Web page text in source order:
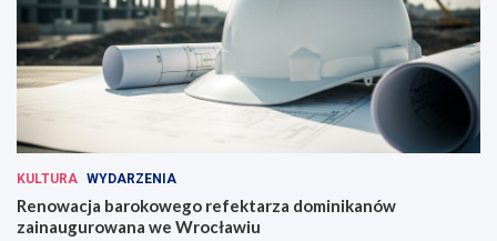
KULTURA WYDARZENIA
Renowacja barokowego refektarza dominikanów
zainaugurowana we Wrocławiu